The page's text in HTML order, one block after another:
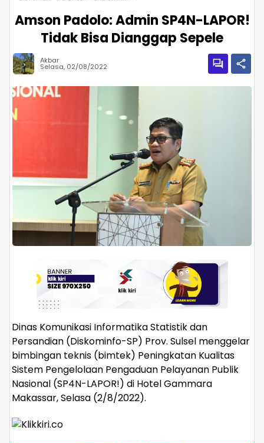
Amson Padolo: Admin SP4N-LAPOR!
Tidak Bisa Dianggap Sepele
Akbar
Selasa, 02/08/2022
Dinas Komunikasi Informatika Statistik dan
Persandian (Diskominfo-SP) Prov. Sulsel menggelar
bimbingan teknis (bimtek) Peningkatan Kualitas
Sistem Pengelolaan Pengaduan Pelayanan Publik
Nasional (SP4N-LAPOR!) di Hotel Gammara
Makassar, Selasa (2/8/2022).